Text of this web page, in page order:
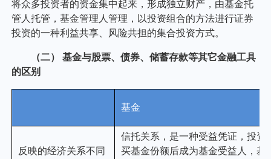
投资顾问
关于我们
我的账户